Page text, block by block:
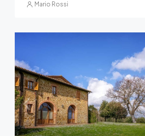
Mario Rossi